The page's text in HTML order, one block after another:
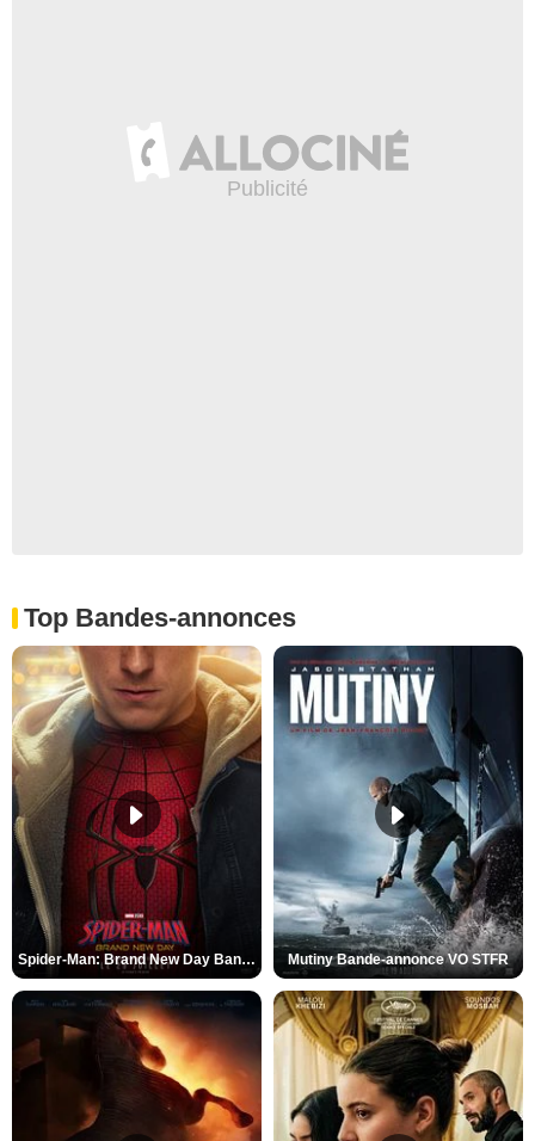
Top Bandes-annonces
Spider-Man: Brand New Day Bande-annonce VO STFR Mutiny Bande-annonce VO STFR